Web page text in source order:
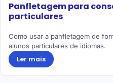
Panfletagem para
particulares
Como usar a panfletagem de
alunos particulares de idiomas.
Ler mais